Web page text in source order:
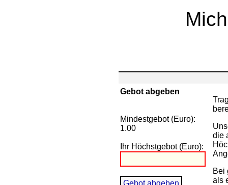
Gebot abgeben
Mindestgebot (Euro):
1.00
Ihr Höchstgebot (Euro):
die
Bei
als